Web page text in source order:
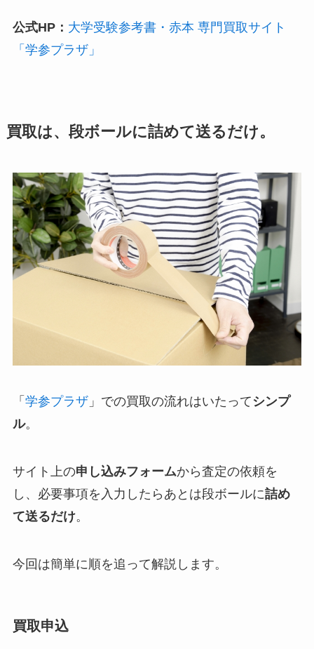
公式HP： 大学受験参考書・赤本 専門買取サイト
「学参プラザ」
買取は、段ボールに詰めて送るだけ。
「 学参プラザ」での買取の流れはいたって シンプ
ル。
サイト上の申し込みフォームから査定の依頼を
し、必要事項を入力したらあとは段ボールに詰め
て送るだけ。
今回は簡単に順を追って解説します。
買取申込